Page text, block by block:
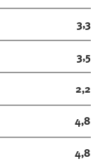
3,3
3,5
2,2
4,8
4,8